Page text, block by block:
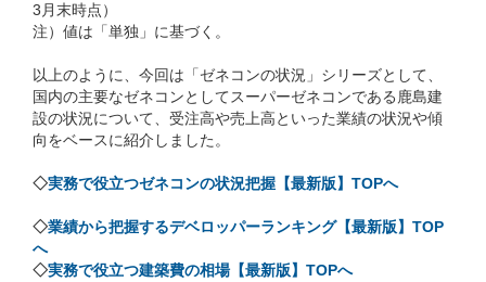
3月末時点）
注）値は「単独」に基づく。
以上のように、今回は「ゼネコンの状況」シリーズとして、
国内の主要なゼネコンとしてスーパーゼネコンである鹿島建
設の状況について、受注高や売上高といった業績の状況や傾
向をベースに紹介しました。
◇実務で役立つゼネコンの状況把握【最新版】TOPへ
◇業績から把握するデベロッパーランキング【最新版】TOP
へ
◇実務で役立つ建築費の相場【最新版】TOPへ